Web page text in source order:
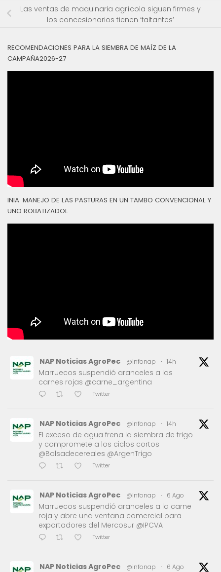
Las ventas de maquinaria agrícola siguen firmes y
los concesionarios tienen ‘faltantes’
RECOMENDACIONES PARA LA SIEMBRA DE MAÍZ DE LA
CAMPAÑA2026-27
INIA: MANEJO DE LAS PASTURAS EN UN TAMBO CONVENCIONAL Y
UNO ROBATIZADOL
NAP Noticias AgroPec @infonap · 14h
Marruecos suspendió aranceles a las
carnes rojas @carne_argentina
Twitter
NAP Noticias AgroPec @infonap · 14h
El exceso de agua frena la siembra de trigo
y compromete a los ciclos cortos
@Bolsadecereales @ArgenTrigo
Twitter
NAP Noticias AgroPec @infonap · 6 Ago
Marruecos suspendió aranceles a la carne
roja y abre una ventana comercial para
exportadores del Mercosur @IPCVA
Twitter
NAP Noticias AgroPec @infonap · 6 Ago